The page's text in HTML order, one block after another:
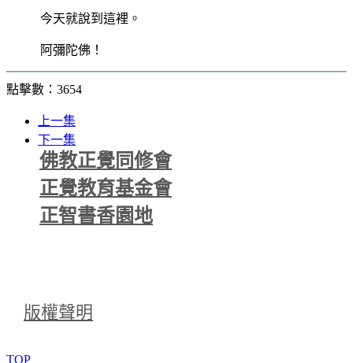
今天就說到這裡。
阿彌陀佛！
點擊數：3654
上一集
下一集
佛教正覺同修會
正覺教育基金會
正智書香園地
版權聲明
TOP